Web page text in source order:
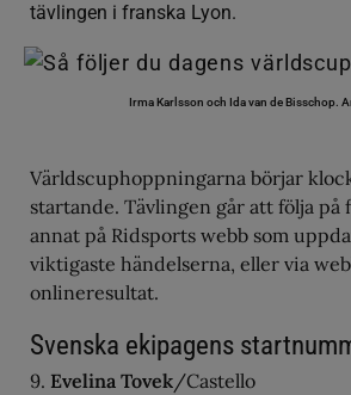
tävlingen i franska Lyon.
Irma Karlsson och Ida van de Bisschop.
Världscuphoppningarna börjar
startande. Tävlingen går att följa på
annat på Ridsports webb som
viktigaste händelserna, eller via
onlineresultat.
Svenska ekipagens
9. Evelina Tovek/Castello